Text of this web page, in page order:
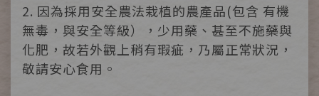
2. 因為採用安全農法栽植的農產品(包含 有機
無毒，與安全等級），少用藥、甚至不施藥與
化肥，故若外觀上稍有瑕疵，乃屬正常狀況，
敬請安心食用。